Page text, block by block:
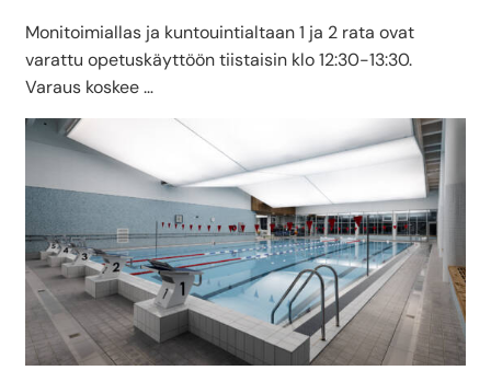
Monitoimiallas ja kuntouintialtaan 1 ja 2 rata ovat
varattu opetuskäyttöön tiistaisin klo 12:30-13:30.
Varaus koskee …